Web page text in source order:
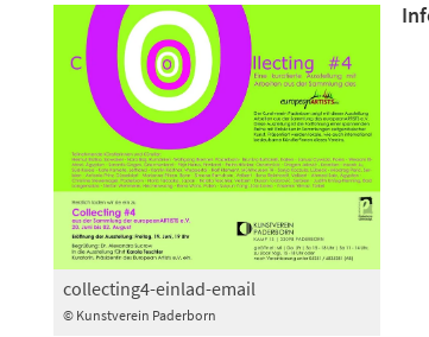
© Kunstverein Paderborn
collecting4-einlad-email